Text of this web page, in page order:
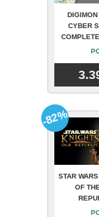
CYBER
STAR
OF
-82%